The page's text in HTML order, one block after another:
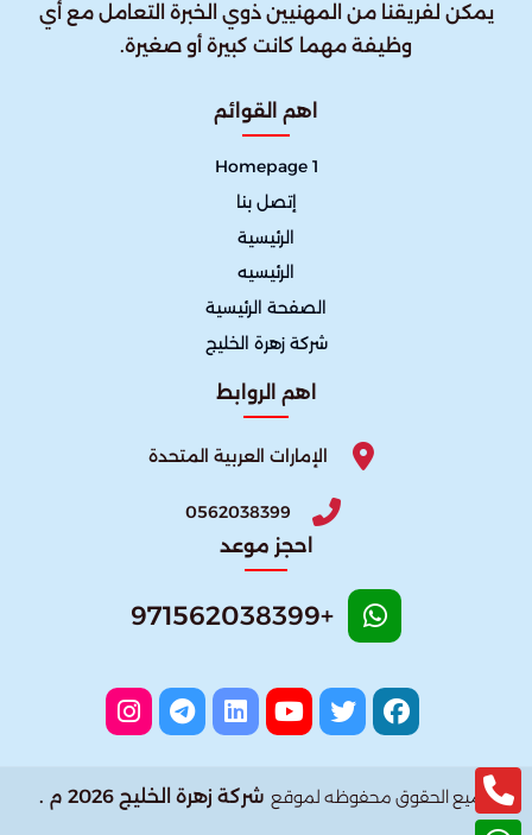
يمكن لفريقنا من المهنيين ذوي الخبرة التعامل مع أي
وظيفة مهما كانت كبيرة أو صغيرة.
اهم القوائم
Homepage 1
إتصل بنا
الرئيسية
الرئيسيه
الصفحة الرئيسية
شركة زهرة الخليج
اهم الروابط
الإمارات العربية المتحدة
0562038399
احجز موعد
+971562038399
جميع الحقوق محفوظه لموقع شركة زهرة الخليج 2026 م .